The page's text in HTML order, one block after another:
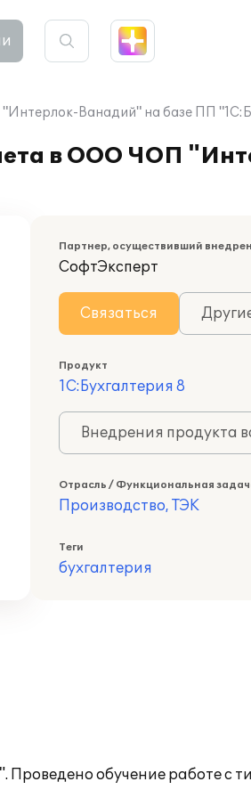
Ванадий" на базе ПП
в ООО ЧОП
Партнер, осуществивший
СофтЭксперт
Связаться
Продукт
1С:Бухгалтерия 8
Внедрения продукта
Отрасль / Функциональная
Производство, ТЭК
Теги
бухгалтерия
Проведено обучение работе с